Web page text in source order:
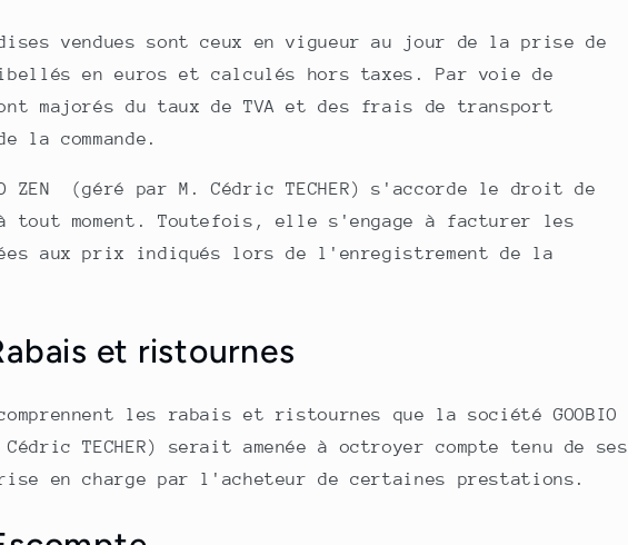
vendues sont ceux en vigueur au jour de la prise de
en euros et calculés hors taxes. Par voie de
majorés du taux de TVA et des frais de transport
la commande.
ZEN (géré par M. Cédric TECHER) s'accorde le droit de
moment. Toutefois, elle s'engage à facturer les
aux prix indiqués lors de l'enregistrement de la
et ristournes
les rabais et ristournes que la société GOOBIO
Cédric TECHER) serait amenée à octroyer compte tenu de ses
en charge par l'acheteur de certaines prestations.